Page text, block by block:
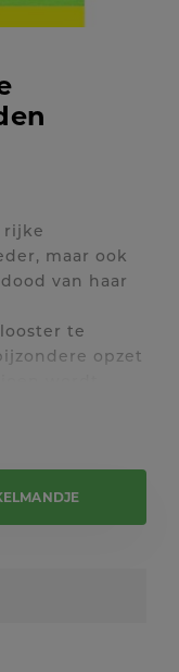
rijke
maar ook
van haar
te
opzet
en leeft ze
kloosters in